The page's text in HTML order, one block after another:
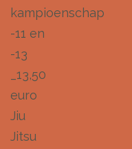
kampioenschap
-11 en
-13
_13,50
euro
Jiu
Jitsu